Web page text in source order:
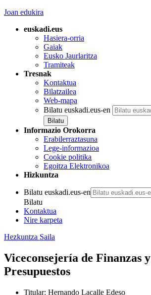
Joan edukira
euskadi.eus
Hasiera-orria
Gaiak
Eusko Jaurlaritza
Tramiteak
Tresnak
Kontaktua
Bilatzailea
Web-mapa
Bilatu euskadi.eus-en
Informazio Orokorra
Erabilerraztasuna
Lege-informazioa
Cookie politika
Egoitza Elektronikoa
Hizkuntza
Bilatu euskadi.eus-en
Bilatu
Kontaktua
Nire karpeta
Hezkuntza Saila
Viceconsejería de Finanzas y
Presupuestos
Titular: Hernando Lacalle Edeso